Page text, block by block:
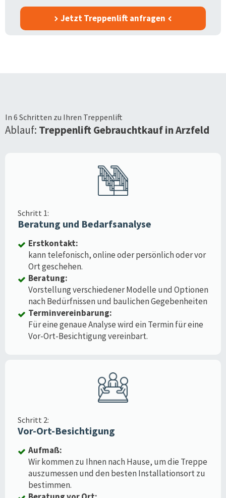
Jetzt Treppenlift anfragen
In 6 Schritten zu Ihren Treppenlift
Ablauf: Treppenlift Gebrauchtkauf inArzfeld
Schritt 1:
Beratung und Bedarfsanalyse
Erstkontakt:
kann telefonisch, online oder persönlich oder vor
Ort geschehen.
Beratung:
Vorstellung verschiedener Modelle und Optionen
nach Bedürfnissen und baulichen Gegebenheiten
Terminvereinbarung:
Für eine genaue Analyse wird ein Termin für eine
Vor-Ort-Besichtigung vereinbart.
Schritt 2:
Vor-Ort-Besichtigung
Aufmaß:
Wir kommen zu Ihnen nach Hause, um die Treppe
auszumessen und den besten Installationsort zu
bestimmen.